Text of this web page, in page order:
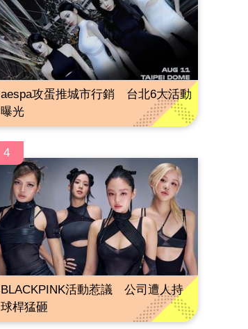
aespa攻蛋推城市行銷 台北6大活動
曝光
4
BLACKPINK活動惹議 公司遭人持
球桿猛砸